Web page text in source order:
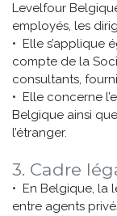
Levelfour
employés, les
• Elle s’applique
compte de la
consultants,
• Elle concerne
Belgique ainsi
l’étranger.
3. Cadre
• En Belgique, la
entre agents